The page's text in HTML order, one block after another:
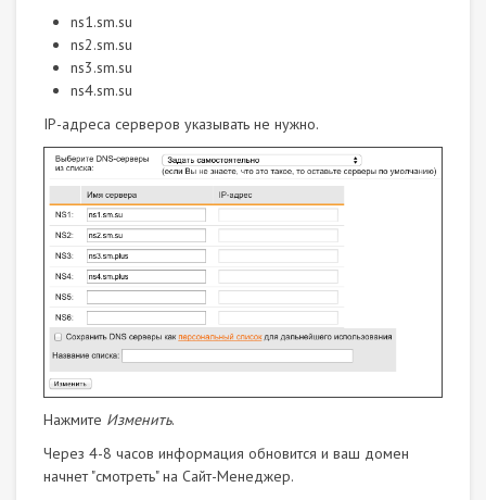
ns1.sm.su
ns2.sm.su
ns3.sm.su
ns4.sm.su
IP-адреса серверов указывать не нужно.
Нажмите Изменить.
Через 4-8 часов информация обновится и ваш домен
начнет "смотреть" на Сайт-Менеджер.